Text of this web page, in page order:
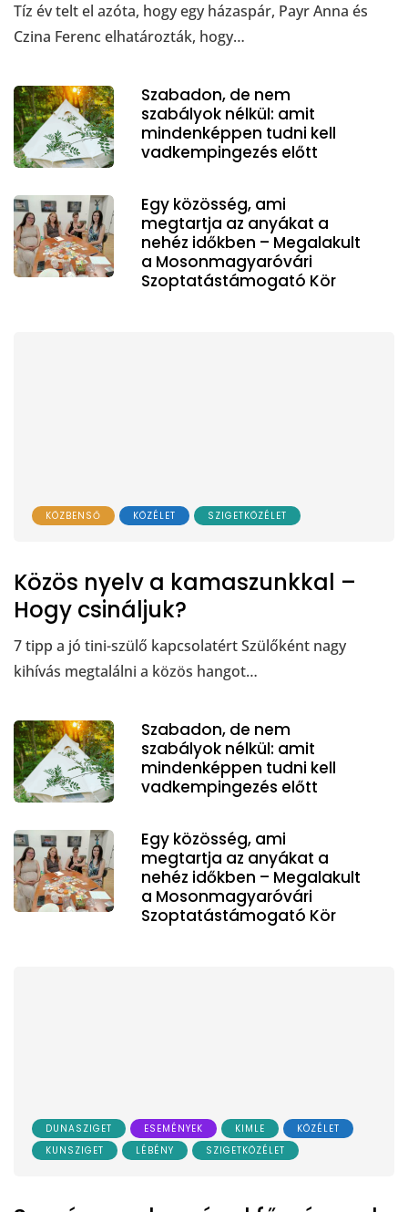
Tíz év telt el azóta, hogy egy házaspár, Payr Anna és
Czina Ferenc elhatározták, hogy…
Szabadon, de nem
szabályok nélkül: amit
mindenképpen tudni kell
vadkempingezés előtt
Egy közösség, ami
megtartja az anyákat a
nehéz időkben – Megalakult
a Mosonmagyaróvári
Szoptatástámogató Kör
KÖZBENSŐ KÖZÉLET SZIGETKÖZÉLET
Közös nyelv a kamaszunkkal –
Hogy csináljuk?
7 tipp a jó tini-szülő kapcsolatért Szülőként nagy
kihívás megtalálni a közös hangot…
Szabadon, de nem
szabályok nélkül: amit
mindenképpen tudni kell
vadkempingezés előtt
Egy közösség, ami
megtartja az anyákat a
nehéz időkben – Megalakult
a Mosonmagyaróvári
Szoptatástámogató Kör
DUNASZIGET ESEMÉNYEK KIMLE
KÖZÉLET
KUNSZIGET
LÉBÉNY SZIGETKÖZÉLET